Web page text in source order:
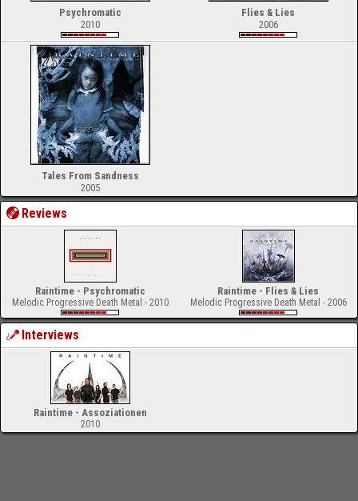
Psychromatic
2010
Flies & Lies
2006
Tales From Sandness
2005
Reviews
Raintime - Psychromatic
Melodic Progressive Death Metal - 2010
Raintime - Flies & Lies
Melodic Progressive Death Metal - 2006
Interviews
Raintime - Assoziationen
2010